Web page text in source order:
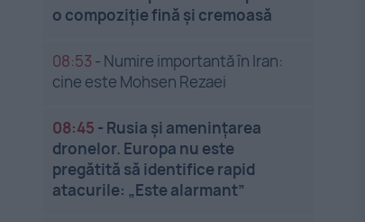
o compoziție fină și cremoasă
08:53 - Numire importantă în Iran:
cine este Mohsen Rezaei
08:45 - Rusia și amenințarea
dronelor. Europa nu este
pregătită să identifice rapid
atacurile: „Este alarmant”